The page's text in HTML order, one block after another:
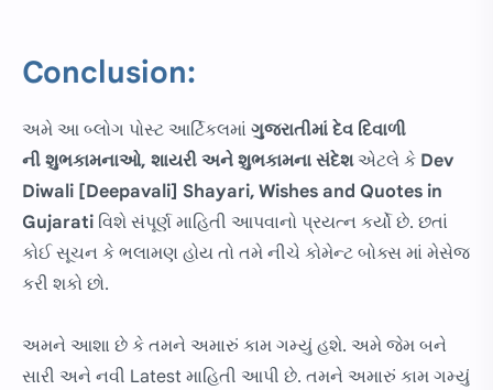
Conclusion:
અમે આ બ્લોગ પોસ્ટ આર્ટિકલમાં ગુજરાતીમાં દેવ દિવાળી
ની શુભકામનાઓ, શાયરી અને શુભકામના સંદેશ એટલે કે Dev
Diwali [Deepavali] Shayari, Wishes and Quotes in
Gujarati વિશે સંપૂર્ણ માહિતી આપવાનો પ્રયત્ન કર્યો છે. છતાં
કોઈ સૂચન કે ભલામણ હોય તો તમે નીચે કોમેન્ટ બોક્સ માં મેસેજ
કરી શકો છો.
અમને આશા છે કે તમને અમારું કામ ગમ્યું હશે. અમે જેમ બને
સારી અને નવી Latest માહિતી આપી છે. તમને અમારું કામ ગમ્યું